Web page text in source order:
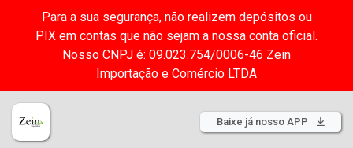
Para a sua segurança, não realizem depósitos ou
PIX em contas que não sejam a nossa conta oficial.
Nosso CNPJ é: 09.023.754/0006-46 Zein
Importação e Comércio LTDA
Baixe já nosso APP